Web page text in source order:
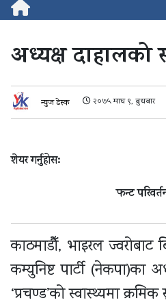
अध्यक्ष दाहालको
न्युज डेस्क २०७५ माघ ९, बुधबार
शेयर गर्नुहोस:
फन्ट
काठमाडौँ, भाइरल ज्वरोबाट
कम्युनिष्ट पार्टी (नेकपा)का
‘प्रचण्ड’को स्वास्थ्यमा